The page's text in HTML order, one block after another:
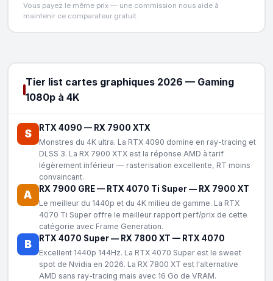
Vous payez le même prix — une commission nous aide à
maintenir ce comparateur gratuit.
Tier list cartes graphiques 2026 — Gaming
1080p à 4K
S RTX 4090 — RX 7900 XTX
Monstres du 4K ultra. La RTX 4090 domine en ray-tracing et
DLSS 3. La RX 7900 XTX est la réponse AMD à tarif
légèrement inférieur — rasterisation excellente, RT moins
convaincant.
A RX 7900 GRE— RTX 4070 Ti Super— RX 7900 XT
Le meilleur du 1440p et du 4K milieu de gamme. La RTX
4070 Ti Super offre le meilleur rapport perf/prix de cette
catégorie avec Frame Generation.
B RTX 4070 Super— RX 7800 XT — RTX 4070
Excellent 1440p 144Hz. La RTX 4070 Super est le sweet
spot de Nvidia en 2026. La RX 7800 XT est l'alternative
AMD sans ray-tracing mais avec 16 Go de VRAM.